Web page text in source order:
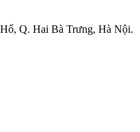
Q. Hai Bà Trưng, Hà Nội.